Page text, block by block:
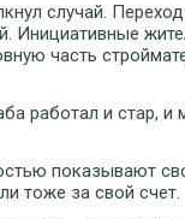
случай.
Инициативные
часть
работал и стар,
показывают
тоже за свой счет.